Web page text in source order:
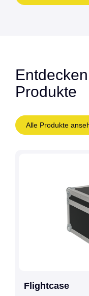
Produkte
Alle Produkte
Flightcase